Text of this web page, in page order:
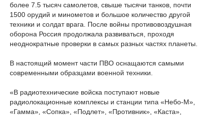
более 7.5 тысяч самолетов, свыше тысячи танков, почти
1500 орудий и минометов и большое количество другой
техники и солдат врага. После войны противовоздушная
оборона Россия продолжала развиваться, проходя
неоднократные проверки в самых разных частях планеты.
В настоящий момент части ПВО оснащаются самыми
современными образцами военной техники.
«В радиотехнические войска поступают новые
радиолокационные комплексы и станции типа «Небо-М»,
«Гамма», «Сопка», «Подлет», «Противник», «Каста»,